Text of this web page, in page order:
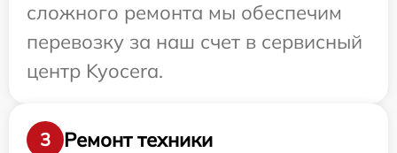
сложного ремонта мы обеспечим
перевозку за наш счет в сервисный
центр Kyocera.
3
Ремонт техники